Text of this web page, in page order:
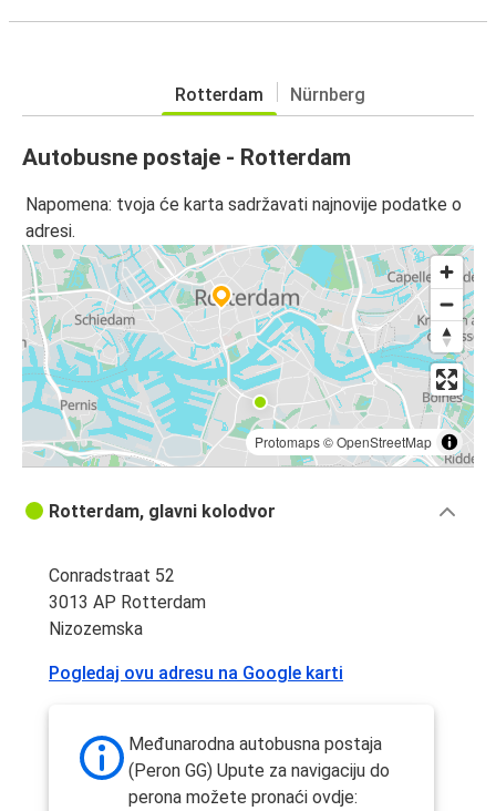
Rotterdam Nürnberg
Autobusne postaje - Rotterdam
Napomena: tvoja će karta sadržavati najnovije podatke o
adresi.
Protomaps©OpenStreetMap
Rotterdam, glavni kolodvor
Conradstraat 52
3013 AP Rotterdam
Nizozemska
Pogledaj ovu adresu na Google karti
Međunarodna autobusna postaja
(Peron GG) Upute za navigaciju do
perona možete pronaći ovdje: